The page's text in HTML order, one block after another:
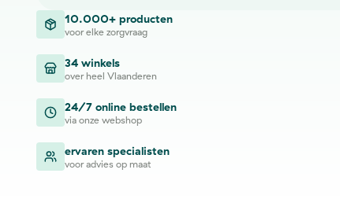
10.000+ producten
voor elke zorgvraag
34 winkels
over heel Vlaanderen
24/7 online bestellen
via onze webshop
ervaren specialisten
voor advies op maat